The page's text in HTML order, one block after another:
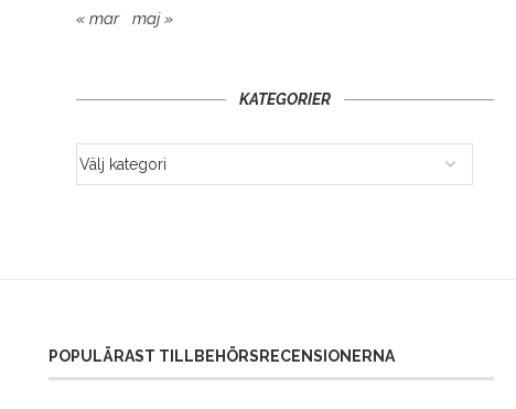
« mar maj »
KATEGORIER
POPULÄRAST TILLBEHÖRSRECENSIONERNA